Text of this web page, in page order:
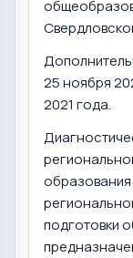
25 ноября
2021 года.
подготовки